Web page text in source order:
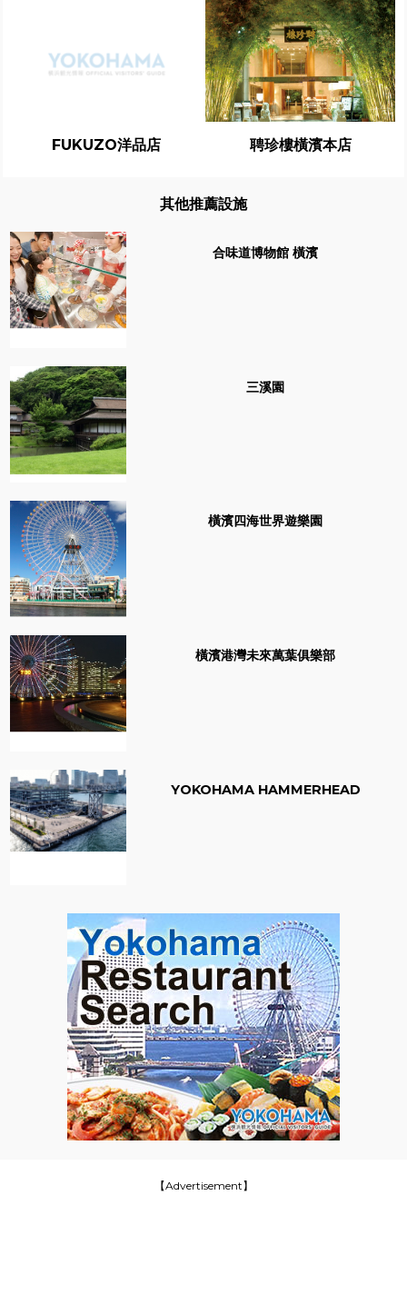
FUKUZO洋品店 聘珍樓橫濱本店
其他推薦設施
合味道博物館 橫濱
三溪園
橫濱四海世界遊樂園
橫濱港灣未來萬葉俱樂部
YOKOHAMA HAMMERHEAD
【Advertisement】